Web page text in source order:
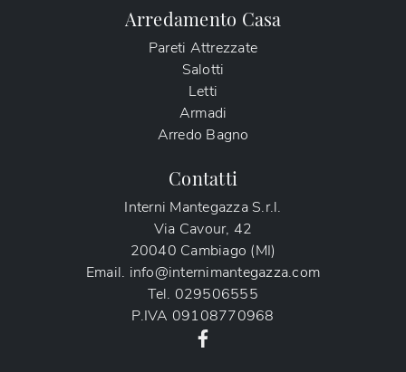
Arredamento Casa
Pareti Attrezzate
Salotti
Letti
Armadi
Arredo Bagno
Contatti
Interni Mantegazza S.r.l.
Via Cavour, 42
20040 Cambiago (MI)
Email. info@internimantegazza.com
Tel. 029506555
P.IVA 09108770968